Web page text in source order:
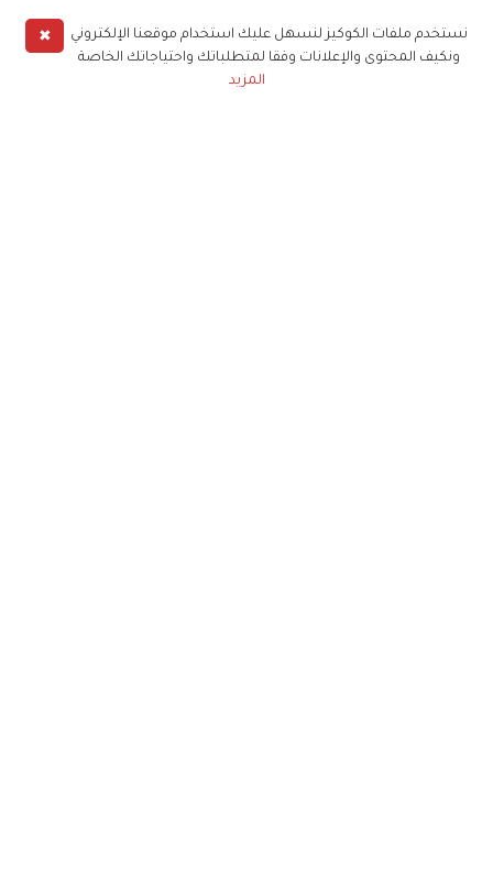
✖
نستخدم ملفات الكوكيز لنسهل عليك استخدام موقعنا الإلكتروني
ونكيف المحتوى والإعلانات وفقا لمتطلباتك واحتياجاتك الخاصة
المزيد